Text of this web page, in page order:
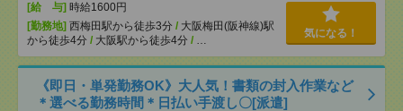
[給 与] 時給1600円
[勤務地] 西梅田駅から徒歩3分 / 大阪梅田(阪神線)駅
から徒歩4分 / 大阪駅から徒歩4分 / …
気になる！
《即日・単発勤務OK》大人気！書類の封入作業など
＊選べる勤務時間＊日払い手渡し〇[派遣]